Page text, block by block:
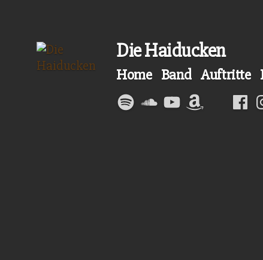
springen
Die Haiducken
Home Band Auftritte
SpotifySoundcloud
YouTubeAmazon